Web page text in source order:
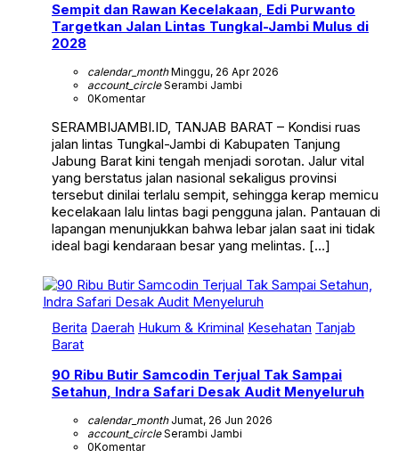
Sempit dan Rawan Kecelakaan, Edi Purwanto
Targetkan Jalan Lintas Tungkal-Jambi Mulus di
2028
calendar_monthMinggu, 26 Apr 2026
account_circleSerambi Jambi
0Komentar
SERAMBIJAMBI.ID, TANJAB BARAT – Kondisi ruas
jalan lintas Tungkal-Jambi di Kabupaten Tanjung
Jabung Barat kini tengah menjadi sorotan. Jalur vital
yang berstatus jalan nasional sekaligus provinsi
tersebut dinilai terlalu sempit, sehingga kerap memicu
kecelakaan lalu lintas bagi pengguna jalan. Pantauan di
lapangan menunjukkan bahwa lebar jalan saat ini tidak
ideal bagi kendaraan besar yang melintas. […]
Berita Daerah Hukum & Kriminal Kesehatan Tanjab
Barat
90 Ribu Butir Samcodin Terjual Tak Sampai
Setahun, Indra Safari Desak Audit Menyeluruh
calendar_monthJumat, 26 Jun 2026
account_circleSerambi Jambi
0Komentar